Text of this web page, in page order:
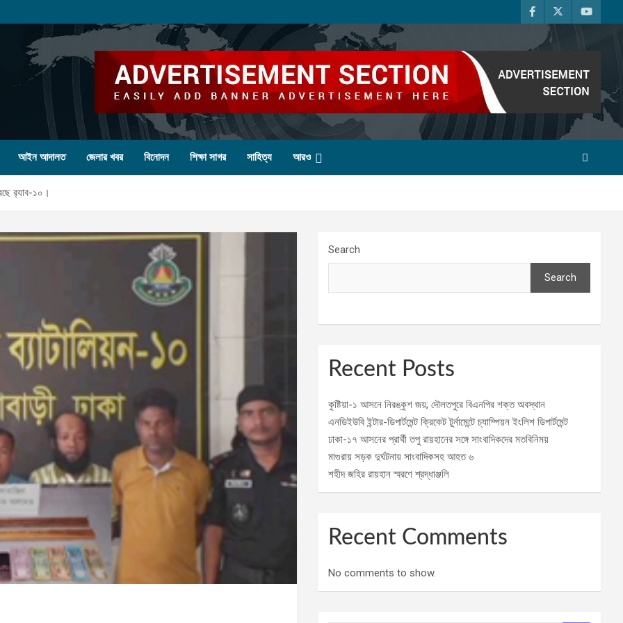
আইন আদালত জেলার খবর বিনোদন শিক্ষা সাগর সাহিত্য আরও
র‌্যাব-১০।
Search
Search
Recent Posts
কুষ্টিয়া-১ আসনে নিরঙ্কুশ জয়; দৌলতপুরে বিএনপির শক্ত অবস্থান
এনডিইউবি ইন্টার-ডিপার্টমেন্ট ক্রিকেট টুর্নামেন্টে চ্যাম্পিয়ন ইংলিশ ডিপার্টমেন্ট
ঢাকা-১৭ আসনের প্রার্থী তপু রায়হানের সঙ্গে সাংবাদিকদের মতবিনিময়
মাগুরায় সড়ক দুর্ঘটনায় সাংবাদিকসহ আহত ৬
শহীদ জহির রায়হান স্মরণে শ্রদ্ধাঞ্জলি
Recent Comments
No comments to show.